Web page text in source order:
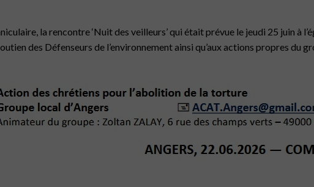
la rencontre ‘Nuit des veilleurs’ qui était prévue le jeudi 25 juin à
des Défenseurs de l’environnementainsi qu’aux actions propres du